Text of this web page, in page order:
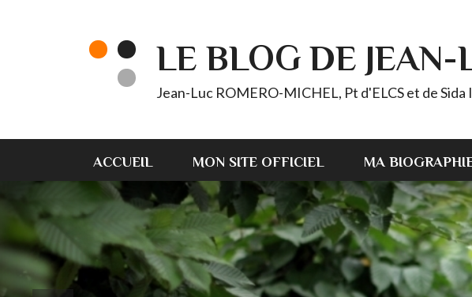
LE BLOG DE
Jean-Luc ROMERO-MICHEL, Pt d'ELCS et de
ACCUEIL MON SITE OFFICIEL MA